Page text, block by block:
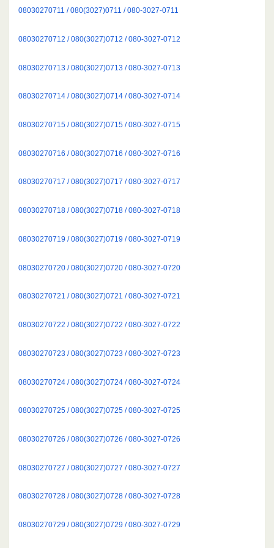
08030270711 / 080(3027)0711 / 080-3027-0711
08030270712 / 080(3027)0712 / 080-3027-0712
08030270713 / 080(3027)0713 / 080-3027-0713
08030270714 / 080(3027)0714 / 080-3027-0714
08030270715 / 080(3027)0715 / 080-3027-0715
08030270716 / 080(3027)0716 / 080-3027-0716
08030270717 / 080(3027)0717 / 080-3027-0717
08030270718 / 080(3027)0718 / 080-3027-0718
08030270719 / 080(3027)0719 / 080-3027-0719
08030270720 / 080(3027)0720 / 080-3027-0720
08030270721 / 080(3027)0721 / 080-3027-0721
08030270722 / 080(3027)0722 / 080-3027-0722
08030270723 / 080(3027)0723 / 080-3027-0723
08030270724 / 080(3027)0724 / 080-3027-0724
08030270725 / 080(3027)0725 / 080-3027-0725
08030270726 / 080(3027)0726 / 080-3027-0726
08030270727 / 080(3027)0727 / 080-3027-0727
08030270728 / 080(3027)0728 / 080-3027-0728
08030270729 / 080(3027)0729 / 080-3027-0729